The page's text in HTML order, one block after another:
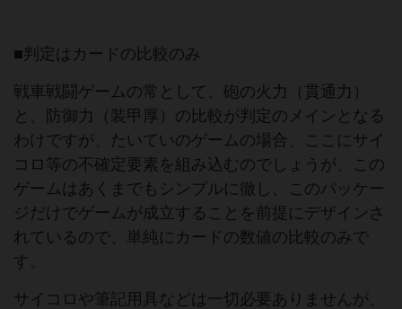
■判定はカードの比較のみ
戦車戦闘ゲームの常として、砲の火力（貫通力）
と、防御力（装甲厚）の比較が判定のメインとなる
わけですが、たいていのゲームの場合、ここにサイ
コロ等の不確定要素を組み込むのでしょうが、この
ゲームはあくまでもシンプルに徹し、このパッケー
ジだけでゲームが成立することを前提にデザインさ
れているので、単純にカードの数値の比較のみで
す。
サイコロや筆記用具などは一切必要ありませんが、